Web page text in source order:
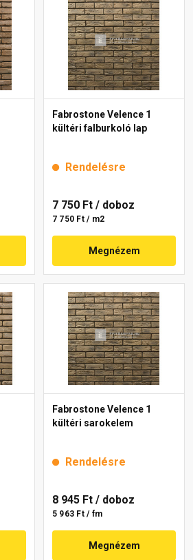
Fabrostone Velence 1
kültéri falburkoló lap
Rendelésre
7 750 Ft / doboz
7 750 Ft / m2
Megnézem
Fabrostone Velence 1
kültéri sarokelem
Rendelésre
8 945 Ft / doboz
5 963 Ft / fm
Megnézem